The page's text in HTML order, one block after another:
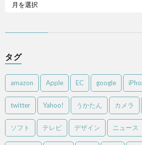
タグ
amazon Apple EC google
twitter Yahoo! うかたん カメラ
ソフト テレビ デザイン ニュース